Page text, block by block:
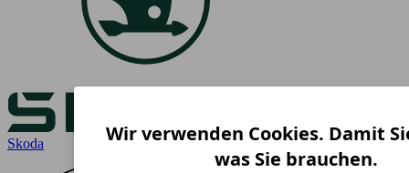
Skoda
Wir verwenden Cookies. Damit
was Sie brauchen.